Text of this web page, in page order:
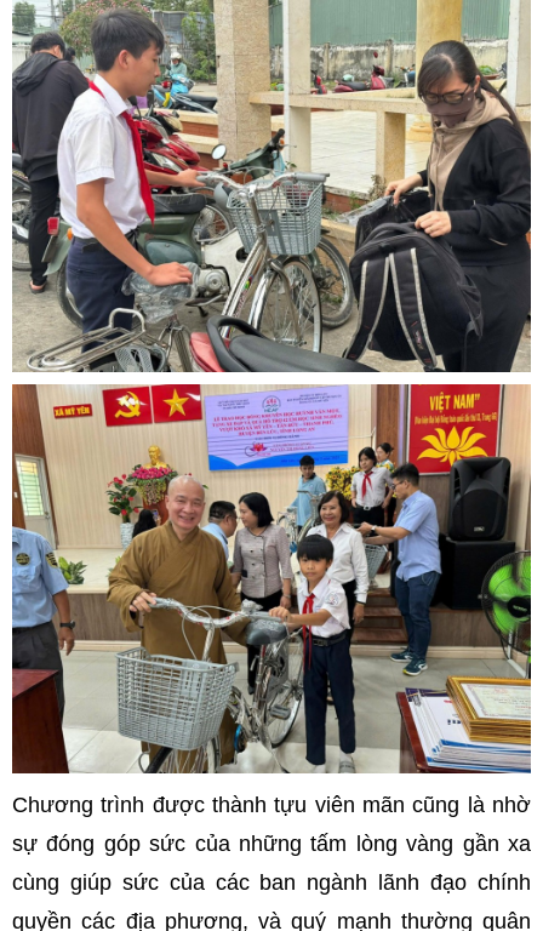
Chương trình được thành tựu viên mãn cũng là nhờ
sự đóng góp sức của những tấm lòng vàng gần xa
cùng giúp sức của các ban ngành lãnh đạo chính
quyền các địa phương, và quý mạnh thường quân